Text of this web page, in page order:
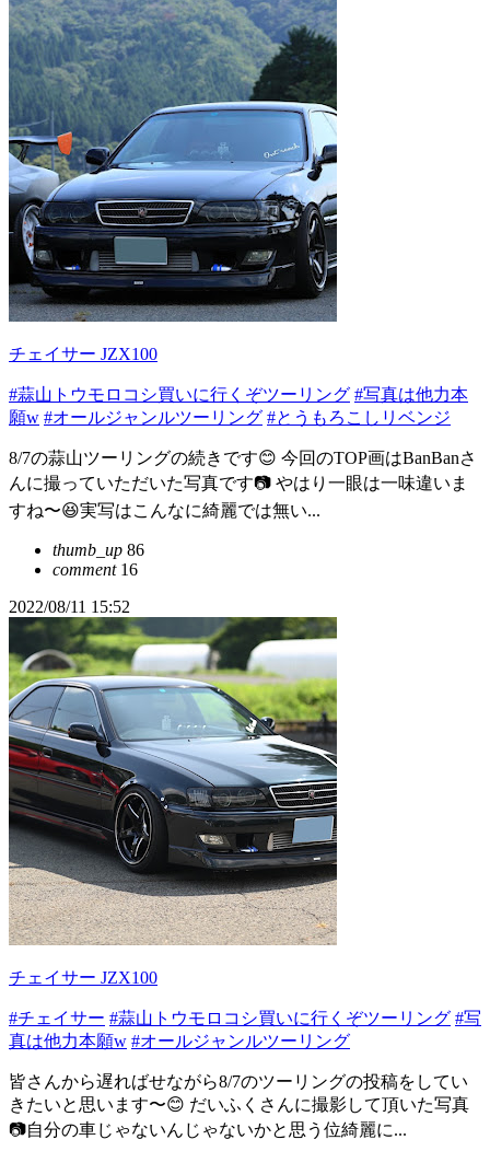
チェイサー JZX100
#蒜山トウモロコシ買いに行くぞツーリング #写真は他力本
願w #オールジャンルツーリング #とうもろこしリベンジ
8/7の蒜山ツーリングの続きです😊 今回のTOP画はBanBanさ
んに撮っていただいた写真です📷 やはり一眼は一味違いま
すね〜😆実写はこんなに綺麗では無い...
thumb_up 86
comment16
2022/08/11 15:52
チェイサー JZX100
#チェイサー #蒜山トウモロコシ買いに行くぞツーリング #写
真は他力本願w #オールジャンルツーリング
皆さんから遅ればせながら8/7のツーリングの投稿をしてい
きたいと思います〜😊 だいふくさんに撮影して頂いた写真
📷自分の車じゃないんじゃないかと思う位綺麗に...